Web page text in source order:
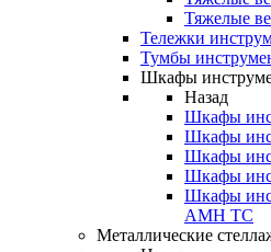
Тяжелые
Тележки
Тумбы
Шкафы
Назад
Шкафы
Шкафы
Шкафы
Шкафы
Шкафы
AMH TC
Металлические